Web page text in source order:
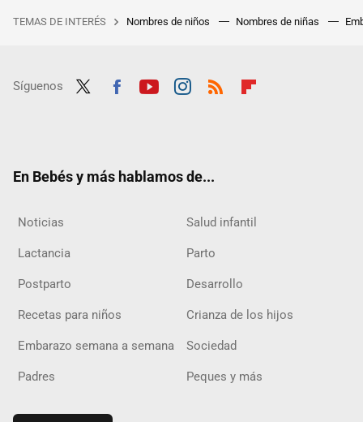
TEMAS DE INTERÉS Nombres de niños Nombres de niñas
Síguenos
En Bebés y más hablamos de...
Noticias Salud infantil
Lactancia Parto
Postparto Desarrollo
Recetas para niños Crianza de los hijos
Embarazo semana a semana Sociedad
Padres Peques y más